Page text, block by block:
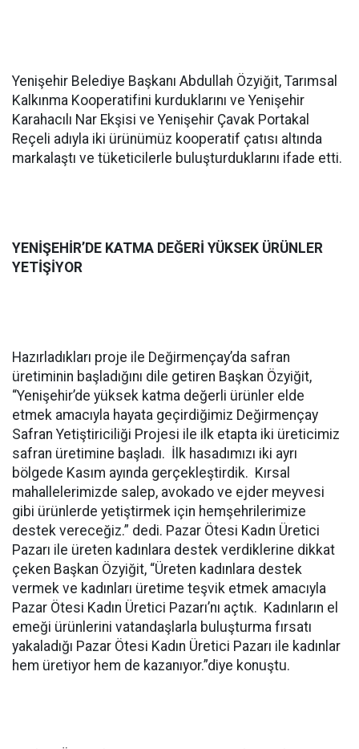
Yenişehir Belediye Başkanı Abdullah Özyiğit, Tarımsal
Kalkınma Kooperatifini kurduklarını ve Yenişehir
Karahacılı Nar Ekşisi ve Yenişehir Çavak Portakal
Reçeli adıyla iki ürünümüz kooperatif çatısı altında
markalaştı ve tüketicilerle buluşturduklarını ifade etti.
YENİŞEHİR’DE KATMA DEĞERİ YÜKSEK ÜRÜNLER
YETİŞİYOR
Hazırladıkları proje ile Değirmençay’da safran
üretiminin başladığını dile getiren Başkan Özyiğit,
“Yenişehir’de yüksek katma değerli ürünler elde
etmek amacıyla hayata geçirdiğimiz Değirmençay
Safran Yetiştiriciliği Projesi ile ilk etapta iki üreticimiz
safran üretimine başladı. İlk hasadımızı iki ayrı
bölgede Kasım ayında gerçekleştirdik. Kırsal
mahallelerimizde salep, avokado ve ejder meyvesi
gibi ürünlerde yetiştirmek için hemşehrilerimize
destek vereceğiz.” dedi. Pazar Ötesi Kadın Üretici
Pazarı ile üreten kadınlara destek verdiklerine dikkat
çeken Başkan Özyiğit, “Üreten kadınlara destek
vermek ve kadınları üretime teşvik etmek amacıyla
Pazar Ötesi Kadın Üretici Pazarı’nı açtık. Kadınların el
emeği ürünlerini vatandaşlarla buluşturma fırsatı
yakaladığı Pazar Ötesi Kadın Üretici Pazarı ile kadınlar
hem üretiyor hem de kazanıyor.”diye konuştu.